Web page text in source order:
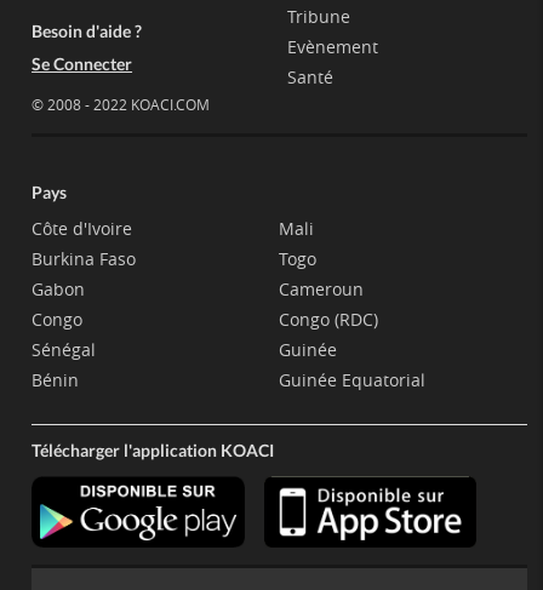
Besoin d'aide ?
Se Connecter
© 2008 - 2022 KOACI.COM
Tribune
Evènement
Santé
Pays
Côte d'Ivoire
Burkina Faso
Gabon
Congo
Sénégal
Bénin
Mali
Togo
Cameroun
Congo (RDC)
Guinée
Guinée Equatorial
Télécharger l'application KOACI